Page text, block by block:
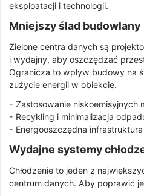
eksploatacji i technologii.
Mniejszy ślad budowlany
Zielone centra danych są
i wydajny, aby oszczędzać
Ogranicza to wpływ budowy na
zużycie energii w obiekcie.
- Zastosowanie niskoemisyjnych
- Recykling i minimalizacja
- Energooszczędna
Wydajne systemy
Chłodzenie to jeden z
centrum danych. Aby poprawić